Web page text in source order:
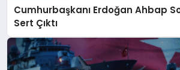
Cumhurbaşkanı Erdoğan Ahbap
Sert Çıktı